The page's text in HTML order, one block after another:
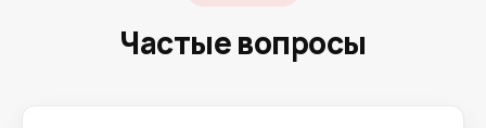
Частые вопросы